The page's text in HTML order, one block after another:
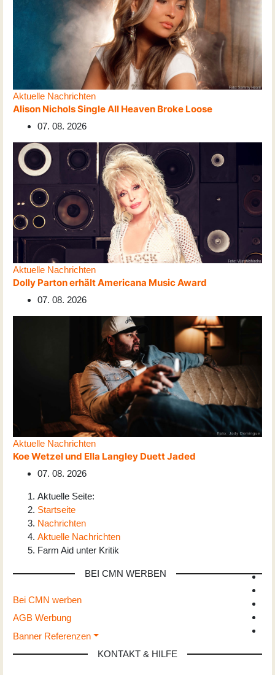
Aktuelle Nachrichten
Alison Nichols Single All Heaven Broke Loose
07. 08. 2026
Aktuelle Nachrichten
Dolly Parton erhält Americana Music Award
07. 08. 2026
Aktuelle Nachrichten
Koe Wetzel und Ella Langley Duett Jaded
07. 08. 2026
Aktuelle Seite:
Startseite
Nachrichten
Aktuelle Nachrichten
Farm Aid unter Kritik
BEI CMN WERBEN
Bei CMN werben
AGB Werbung
Banner Referenzen
KONTAKT & HILFE